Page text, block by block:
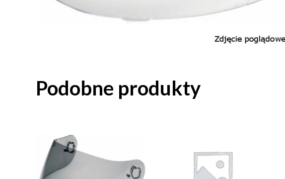
Podobne produkty